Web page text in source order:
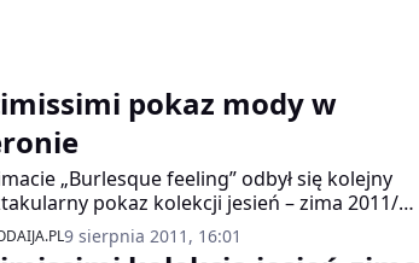
pokaz mody w
„Burlesque feeling” odbył się kolejny
pokaz kolekcji jesień – zima 2011/12
Intimissimi. Włoski klimat, światowe
romantyczne stylizacje, a wszystko w
9 sierpnia 2011, 16:01